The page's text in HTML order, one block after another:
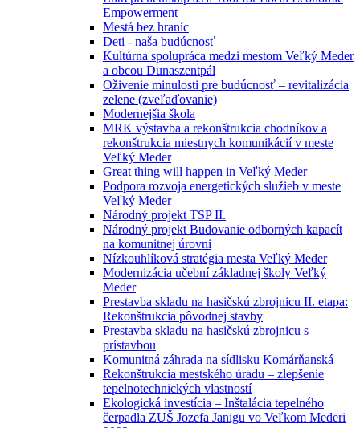
Empowerment
Mestá bez hraníc
Deti - naša budúcnosť
Kultúrna spolupráca medzi mestom Veľký Meder
a obcou Dunaszentpál
Oživenie minulosti pre budúcnosť – revitalizácia
zelene (zveľaďovanie)
Modernejšia škola
MRK výstavba a rekonštrukcia chodníkov a
rekonštrukcia miestnych komunikácií v meste
Veľký Meder
Great thing will happen in Veľký Meder
Podpora rozvoja energetických služieb v meste
Veľký Meder
Národný projekt TSP II.
Národný projekt Budovanie odborných kapacít
na komunitnej úrovni
Nízkouhlíková stratégia mesta Veľký Meder
Modernizácia učební základnej školy Veľký
Meder
Prestavba skladu na hasičskú zbrojnicu II. etapa:
Rekonštrukcia pôvodnej stavby
Prestavba skladu na hasičskú zbrojnicu s
prístavbou
Komunitná záhrada na sídlisku Komárňanská
Rekonštrukcia mestského úradu – zlepšenie
tepelnotechnických vlastností
Ekologická investícia – Inštalácia tepelného
čerpadla ZUŠ Jozefa Janigu vo Veľkom Mederi